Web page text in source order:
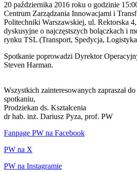
20 października 2016 roku o godzinie
Centrum Zarządzania Innowacjami i
Politechniki Warszawskiej, ul. Rektorska
dyskusyjne o najczęstszych bolączkach i
rynku TSL (Transport, Spedycja,
Spotkanie poprowadzi Dyrektor
Steven Harman.
Wszystkich zainteresowanych zapraszał
spotkaniu,
Prodziekan ds. Kształcenia
dr hab. inż. Dariusz Pyza, prof. PW
Fanpage PW na Facebook
PW na X
PW na Instagramie